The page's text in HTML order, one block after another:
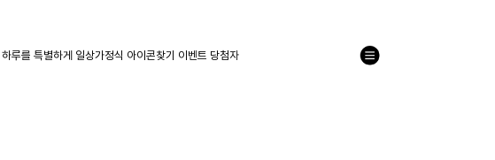
하루를 특별하게 일상가정식 아이콘찾기 이벤트 당첨자
목